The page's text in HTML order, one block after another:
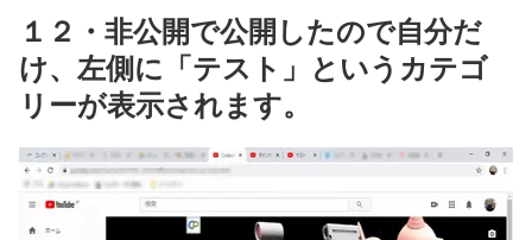
１２・非公開で公開したので自分だ
け、左側に「テスト」というカテゴ
リーが表示されます。